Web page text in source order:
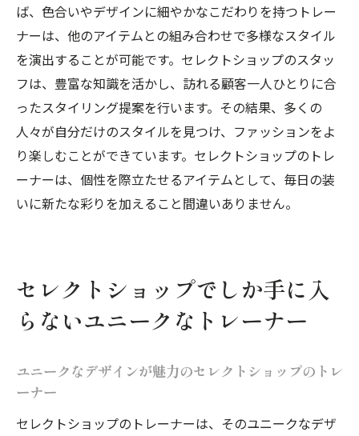
ば、色合いやデザインに細やかなこだわりを持つトレー
ナーは、他のアイテムとの組み合わせで多様なスタイル
を演出することが可能です。セレクトショップのスタッ
フは、豊富な知識を活かし、訪れる顧客一人ひとりに合
ったスタイリング提案を行います。その結果、多くの
人々が自分だけのスタイルを見つけ、ファッションをよ
り楽しむことができています。セレクトショップのトレ
ーナーは、個性を際立たせるアイテムとして、毎日の装
いに新たな彩りを加えること間違いありません。
セレクトショップでしか手に入
らないユニークなトレーナー
ユニークなデザインが魅力のセレクトショップのトレ
ーナー
セレクトショップのトレーナーは、そのユニークなデザ